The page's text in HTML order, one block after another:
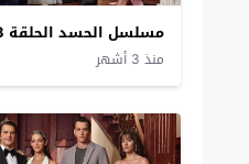
مسلسل الحسد الحلقة 33 مترجم – الاخيرة
منذ 3 أشهر